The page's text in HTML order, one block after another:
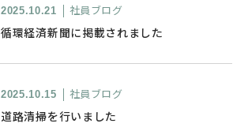
2025.10.21 社員ブログ
循環経済新聞に掲載されました
2025.10.15 社員ブログ
道路清掃を行いました